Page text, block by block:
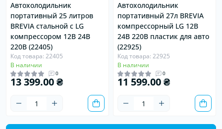
Автохолодильник
портативный 25 литров
BREVIA стальной с LG
компрессором 12В 24В
220В (22405)
Код товара: 22405
В наличии
0
13 399.00 ₴
Автохолодильник
портативный 27л BREVIA
компрессорный LG 12В
24В 220В пластик для авто
(22925)
Код товара: 22925
В наличии
0
11 599.00 ₴